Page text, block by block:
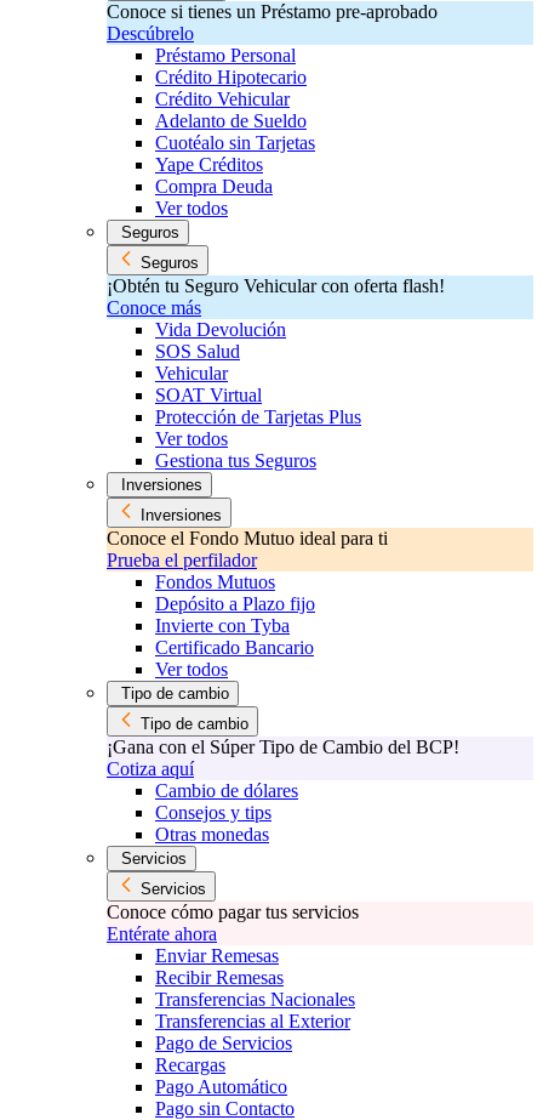
Conoce si tienes un Préstamo pre-aprobado
Descúbrelo
Préstamo Personal
Crédito Hipotecario
Crédito Vehicular
Adelanto de Sueldo
Cuotéalo sin Tarjetas
Yape Créditos
Compra Deuda
Ver todos
Seguros
Seguros
¡Obtén tu Seguro Vehicular con oferta flash!
Conoce más
Vida Devolución
SOS Salud
Vehicular
SOAT Virtual
Protección de Tarjetas Plus
Ver todos
Gestiona tus Seguros
Inversiones
Inversiones
Conoce el Fondo Mutuo ideal para ti
Prueba el perfilador
Fondos Mutuos
Depósito a Plazo fijo
Invierte con Tyba
Certificado Bancario
Ver todos
Tipo de cambio
Tipo de cambio
¡Gana con el Súper Tipo de Cambio del BCP!
Cotiza aquí
Cambio de dólares
Consejos y tips
Otras monedas
Servicios
Servicios
Conoce cómo pagar tus servicios
Entérate ahora
Enviar Remesas
Recibir Remesas
Transferencias Nacionales
Transferencias al Exterior
Pago de Servicios
Recargas
Pago Automático
Pago sin Contacto